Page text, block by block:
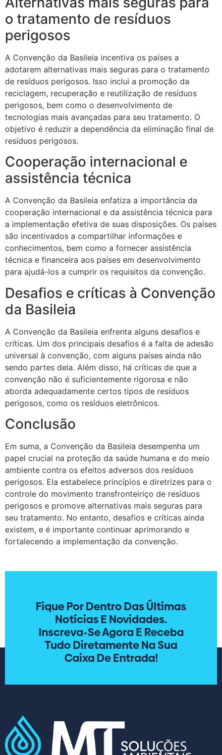
o tratamento de resíduos
perigosos
A Convenção da Basileia incentiva os países a
adotarem alternativas mais seguras para o tratamento
de resíduos perigosos. Isso inclui a promoção da
reciclagem, recuperação e reutilização de resíduos
perigosos, bem como o desenvolvimento de
tecnologias mais avançadas para seu tratamento. O
objetivo é reduzir a dependência da eliminação final de
resíduos perigosos.
Cooperação internacional e
assistência técnica
A Convenção da Basileia enfatiza a importância da
cooperação internacional e da assistência técnica para
a implementação efetiva de suas disposições. Os países
são incentivados a compartilhar informações e
conhecimentos, bem como a fornecer assistência
técnica e financeira aos países em desenvolvimento
para ajudá-los a cumprir os requisitos da convenção.
Desafios e críticas à Convenção
da Basileia
A Convenção da Basileia enfrenta alguns desafios e
críticas. Um dos principais desafios é a falta de adesão
universal à convenção, com alguns países ainda não
sendo partes dela. Além disso, há críticas de que a
convenção não é suficientemente rigorosa e não
aborda adequadamente certos tipos de resíduos
perigosos, como os resíduos eletrônicos.
Conclusão
Em suma, a Convenção da Basileia desempenha um
papel crucial na proteção da saúde humana e do meio
ambiente contra os efeitos adversos dos resíduos
perigosos. Ela estabelece princípios e diretrizes para o
controle do movimento transfronteiriço de resíduos
perigosos e promove alternativas mais seguras para
seu tratamento. No entanto, desafios e críticas ainda
existem, e é importante continuar aprimorando e
fortalecendo a implementação da convenção.
Fique Por Dentro Das Últimas
Notícias E Novidades.
Inscreva-Se Agora E Receba
Tudo Diretamente Na Sua
Caixa De Entrada!